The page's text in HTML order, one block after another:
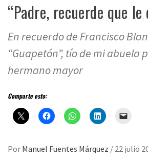
“Padre, recuerde que le
En recuerdo de Francisco
“Guapetón”, tío de mi abuela
hermano mayor
Comparte esto:
Por Manuel Fuentes Márquez / 22 julio